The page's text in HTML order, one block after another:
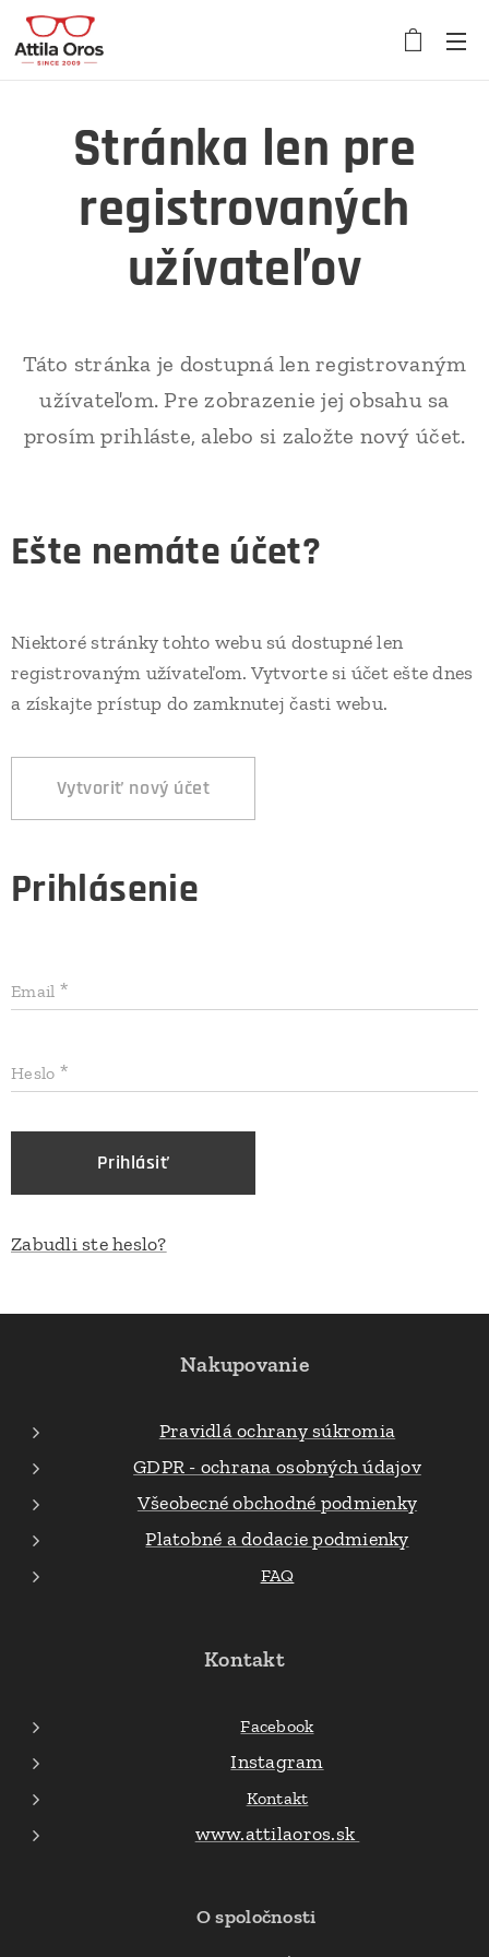
Stránka len pre
registrovaných
užívateľov
Táto stránka je dostupná len registrovaným
užívateľom. Pre zobrazenie jej obsahu sa
prosím prihláste, alebo si založte nový účet.
Ešte nemáte účet?
Niektoré stránky tohto webu sú dostupné len
registrovaným užívateľom. Vytvorte si účet ešte dnes
a získajte prístup do zamknutej časti webu.
Vytvoriť nový účet
Prihlásenie
Email
Heslo
Prihlásiť
Zabudli ste heslo?
Nakupovanie
Pravidlá ochrany súkromia
GDPR - ochrana osobných údajov
Všeobecné obchodné podmienky
Platobné a dodacie podmienky
FAQ
Kontakt
Facebook
Instagram
Kontakt
www.attilaoros.sk
O spoločnosti